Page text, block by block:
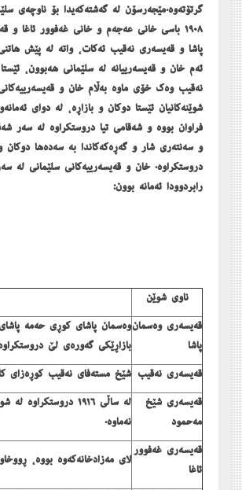
گرتۆتەوە.مێجەرسۆن لە گەشتەکەیدا بۆ ناوچەی
١٩٠٨ باسی خانی عەجەم و خانی غەفوور ئاغا و
پاشا و قەیسەری نەقیب ئەکات، واتە لە پێش
ئەم خان و قەیسەرییانە لە سلێمانی ھەبوون،
نەقیب وەک خۆی ماوە بەڵام خان و
شوێنەکانیان ئێستا دوکان و بازاڕە، لە دوای
فراوان بووە و شەقامی تیا دروستکراوە لە سەر
و سەنتەری شار و گەڕەکەکاندا بە سەدەھا دوکان و
دروستکراوە. خان و قەیسەرییەکانی سلێمانی لە
رابردوودا ئەمانە بوون:
ناوی شوێن
قەیسەری وەسمان
پاشا
بازاڕێکی گەورەی لێ
قەیسەری نەقیب شێخ مستەفای نەقیب کوڕەزای
قەیسەری شێخ
مەحمود
لە ساڵی ١٩١٦
نەماوە.
قەیسەری غەفوور
ئاغا
لای مەزادخانەکەوە بووە،